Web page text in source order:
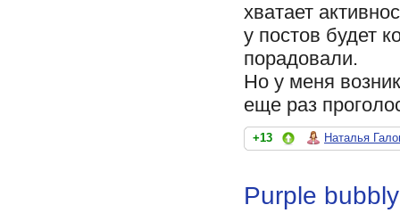
хватает
у постов будет
порадовали.
Но у меня
еще раз
+13 Наталья
Purple